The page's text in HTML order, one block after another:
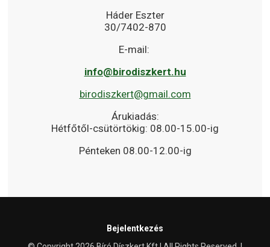
Háder Eszter
30/7402-870
E-mail:
info@birodiszkert.hu
birodiszkert@gmail.com
Árukiadás:
Hétfőtől-csütörtökig: 08.00-15.00-ig
Pénteken 08.00-12.00-ig
Bejelentkezés